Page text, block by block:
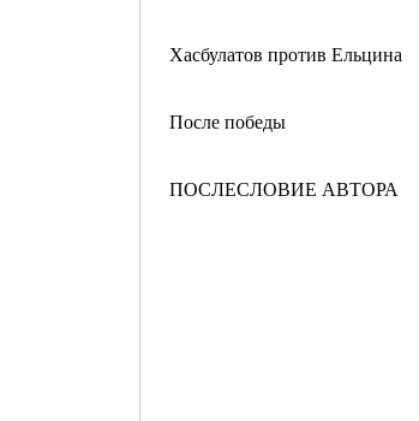
Хасбулатов против Ельцина
После победы
ПОСЛЕСЛОВИЕ АВТОРА